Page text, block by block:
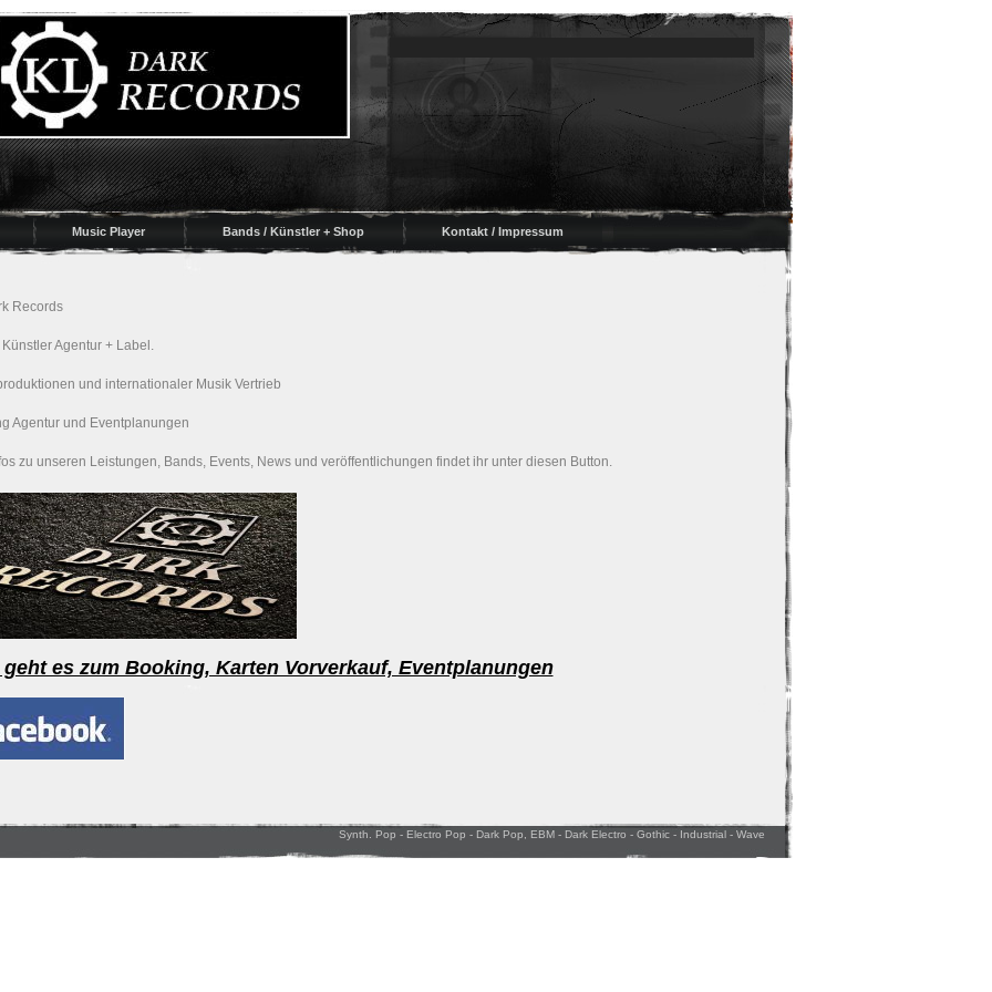
Music Player Bands / Künstler + Shop Kontakt / Impressum
Records
Agentur + Label.
und internationaler Musik Vertrieb
Agentur und Eventplanungen
zu unseren Leistungen, Bands, Events, News und veröffentlichungen findet ihr unter diesen Button.
geht es zum Booking, Karten Vorverkauf, Eventplanungen
Synth. Pop - Electro Pop - Dark Pop, EBM - Dark Electro - Gothic - Industrial - Wave